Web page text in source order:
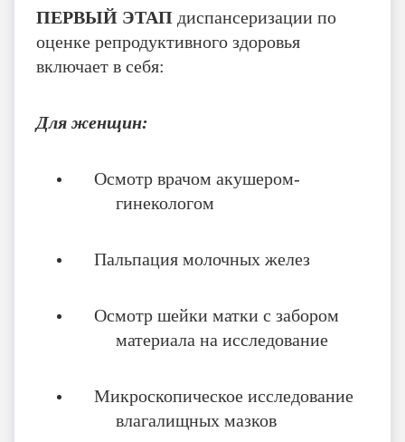
ПЕРВЫЙ ЭТАП диспансеризации по
оценке репродуктивного здоровья
включает в себя:
Для женщин:
Осмотр врачом акушером-
гинекологом
Пальпация молочных желез
Осмотр шейки матки с забором
материала на исследование
Микроскопическое исследование
влагалищных мазков